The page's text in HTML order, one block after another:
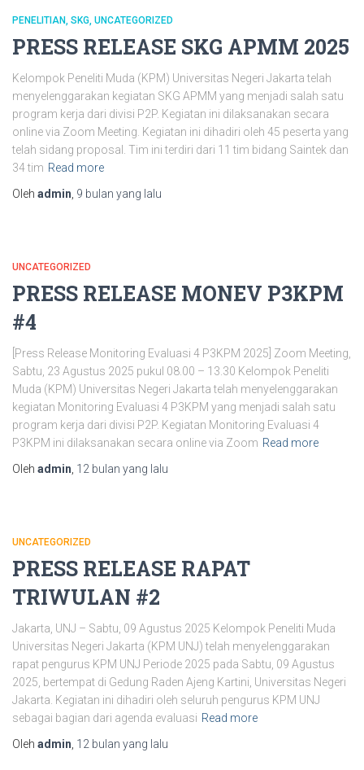
PENELITIAN SKG UNCATEGORIZED
PRESS RELEASE SKG APMM 2025
Kelompok Peneliti Muda (KPM) Universitas Negeri Jakarta telah
menyelenggarakan kegiatan SKG APMM yang menjadi salah satu
program kerja dari divisi P2P. Kegiatan ini dilaksanakan secara
online via Zoom Meeting. Kegiatan ini dihadiri oleh 45 peserta yang
telah sidang proposal. Tim ini terdiri dari 11 tim bidang Saintek dan
34 tim Read more
Oleh admin 9 bulan yang lalu
UNCATEGORIZED
PRESS RELEASE MONEV P3KPM
#4
[Press Release Monitoring Evaluasi 4 P3KPM 2025] Zoom Meeting,
Sabtu, 23 Agustus 2025 pukul 08.00 – 13.30 Kelompok Peneliti
Muda (KPM) Universitas Negeri Jakarta telah menyelenggarakan
kegiatan Monitoring Evaluasi 4 P3KPM yang menjadi salah satu
program kerja dari divisi P2P. Kegiatan Monitoring Evaluasi 4
P3KPM ini dilaksanakan secara online via Zoom Read more
Oleh admin 12 bulan yang lalu
UNCATEGORIZED
PRESS RELEASE RAPAT
TRIWULAN #2
Jakarta, UNJ – Sabtu, 09 Agustus 2025 Kelompok Peneliti Muda
Universitas Negeri Jakarta (KPM UNJ) telah menyelenggarakan
rapat pengurus KPM UNJ Periode 2025 pada Sabtu, 09 Agustus
2025, bertempat di Gedung Raden Ajeng Kartini, Universitas Negeri
Jakarta. Kegiatan ini dihadiri oleh seluruh pengurus KPM UNJ
sebagai bagian dari agenda evaluasi Read more
Oleh admin 12 bulan yang lalu